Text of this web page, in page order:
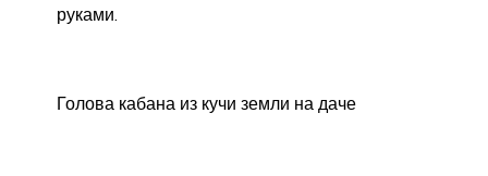
руками.
Голова кабана из кучи земли на даче